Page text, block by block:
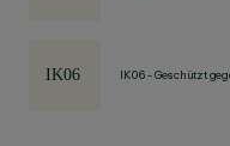
IK06 - Geschützt